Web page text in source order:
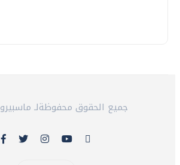
© 2026 جميع الحقوق محفوظةلـ ماسبيرو